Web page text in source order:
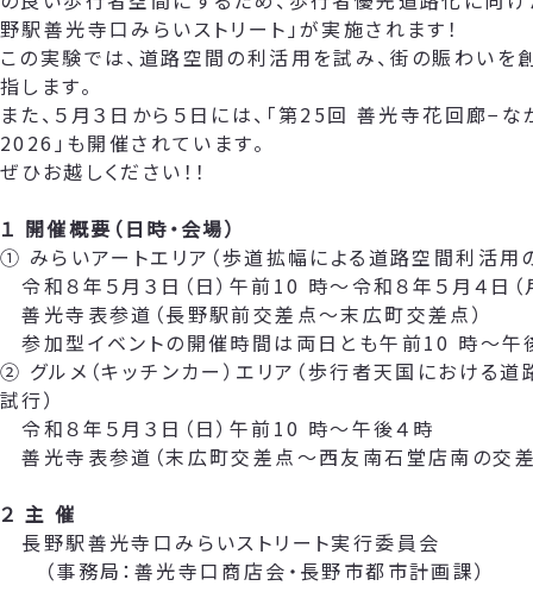
野駅善光寺口みらいストリート」が実施されます！
この実験では、道路空間の利活用を試み、街の賑わいを
指します。
また、５月３日から５日には、「第25回 善光寺花回廊−な
2026」も開催されています。
ぜひお越しください！！
１ 開催概要（日時・会場）
① みらいアートエリア（歩道拡幅による道路空間利活用
令和８年５月３日（日）午前10 時～令和８年５月４日（
善光寺表参道（長野駅前交差点～末広町交差点）
参加型イベントの開催時間は両日とも午前10 時～午
② グルメ（キッチンカー）エリア（歩行者天国における
試行）
令和８年５月３日（日）午前10 時～午後４時
善光寺表参道（末広町交差点～西友南石堂店南の交
２ 主 催
長野駅善光寺口みらいストリート実行委員会
（事務局：善光寺口商店会・長野市都市計画課）